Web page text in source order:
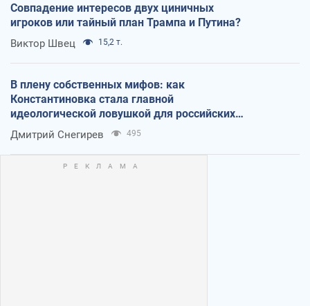
Совпадение интересов двух циничных
игроков или тайный план Трампа и Путина?
Виктор Швец 15,2 т.
В плену собственных мифов: как
Константиновка стала главной
идеологической ловушкой для российских
оккупантов
Дмитрий Снегирев 495